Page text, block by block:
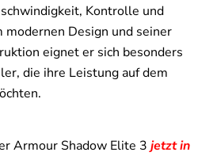
Kontrolle und
Design und seiner
eignet er sich besonders
die ihre Leistung auf dem
Armour Shadow Elite 3 jetzt in